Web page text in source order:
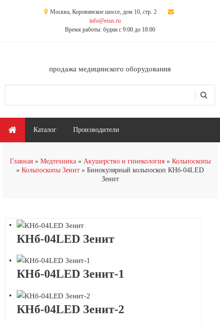
Москва, Коровинское шоссе, дом 10, стр. 2
info@esus.ru
Время работы: будни с 9:00 до 18:00
продажа медицинского оборудования
Главное меню
Каталог Производители
Главная Медтехника Акушерство и гинекология
Кольпоскопы
Кольпоскопы Зенит
Бинокулярный кольпоскоп КНб-04LED
Зенит
КНб-04LED Зенит
КНб-04LED Зенит-1
КНб-04LED Зенит-2